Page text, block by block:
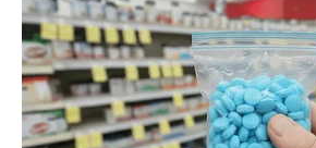
passo a passo para
Câmara dos
quinquênios, sexta-
entram no debate.